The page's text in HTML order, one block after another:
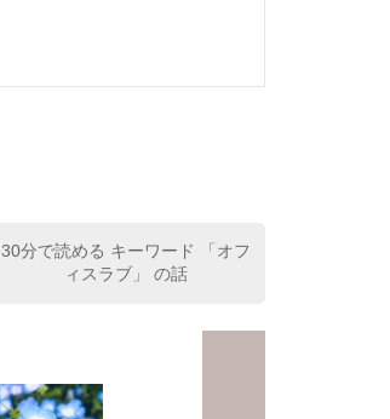
30分で読める キーワード 「オフ
ィスラブ」 の話